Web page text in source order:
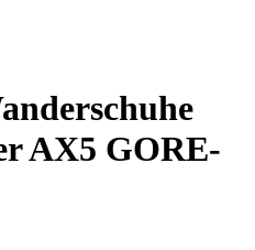
AX5 GORE-